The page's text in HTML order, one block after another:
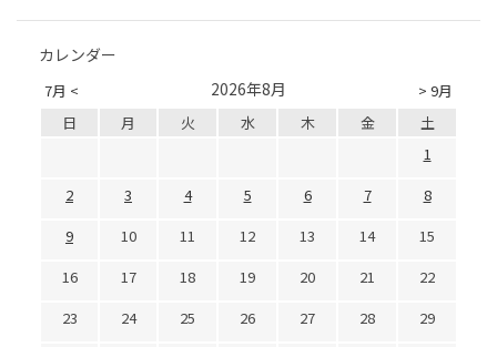
カレンダー
7月 < > 9月
2026年8月
日 月 火 水 木 金
土
1
2
3 4 5 6 7
8
9
10 11 12 13 14
15
16
17 18 19 20 21
22
23
24 25 26 27 28
29